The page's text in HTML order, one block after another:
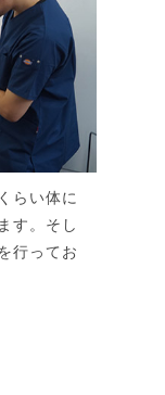
らい体に
す。そし
行ってお